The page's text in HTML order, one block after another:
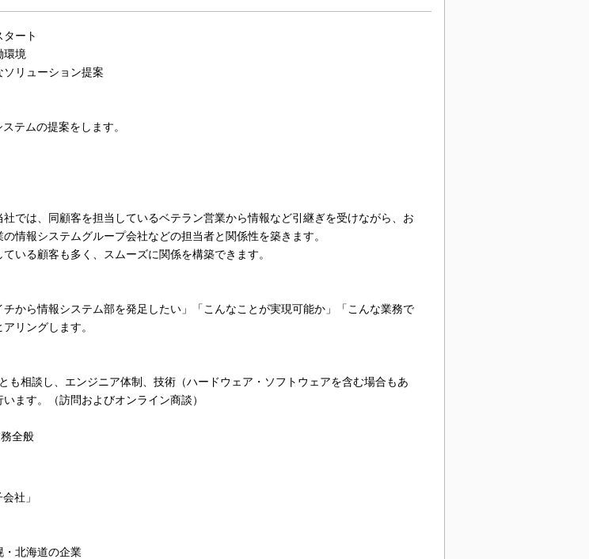
ート
環境
リューション提案
テムの提案をします。
では、同顧客を担当しているベテラン営業から情報など引継ぎを受けながら、お
情報システムグループ会社などの担当者と関係性を築きます。
いる顧客も多く、スムーズに関係を構築できます。
チから情報システム部を発足したい」「こんなことが実現可能か」「こんな業務で
リングします。
も相談し、エンジニア体制、技術（ハードウェア・ソフトウェアを含む場合もあ
ます。（訪問およびオンライン商談）
全般
社」
北海道の企業